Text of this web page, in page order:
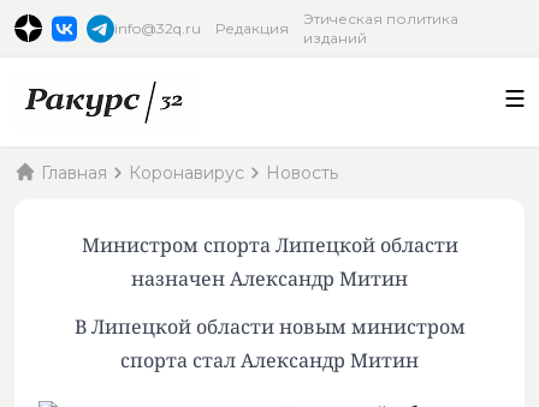
info@32q.ru Редакция
Этическая политика
изданий
Главная Коронавирус Новость
Министром спорта Липецкой области
назначен Александр Митин
В Липецкой области новым министром
спорта стал Александр Митин